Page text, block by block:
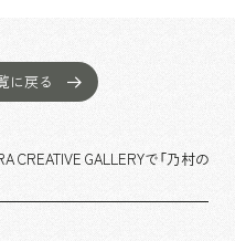
に戻る
CREATIVE GALLERYで「乃村の画